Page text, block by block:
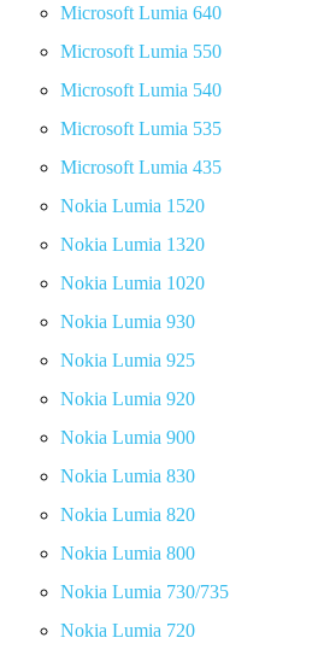
Microsoft Lumia 640
Microsoft Lumia 550
Microsoft Lumia 540
Microsoft Lumia 535
Microsoft Lumia 435
Nokia Lumia 1520
Nokia Lumia 1320
Nokia Lumia 1020
Nokia Lumia 930
Nokia Lumia 925
Nokia Lumia 920
Nokia Lumia 900
Nokia Lumia 830
Nokia Lumia 820
Nokia Lumia 800
Nokia Lumia 730/735
Nokia Lumia 720